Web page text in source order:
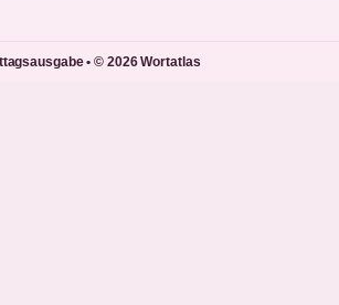
• © 2026 Wortatlas